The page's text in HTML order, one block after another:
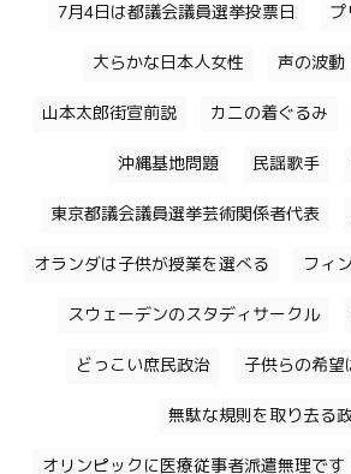
7月4日は都議会議員選挙投票日 プ
大らかな日本人女性 声の波動
山本太郎街宣前説 カニの着ぐるみ
沖縄基地問題 民謡歌手
東京都議会議員選挙芸術関係者代表
オランダは子供が授業を選べる フィ
スウェーデンのスタディサークル
どっこい庶民政治 子供らの希
無駄な規則を取り去る
オリンピックに医療従事者派遣無理です